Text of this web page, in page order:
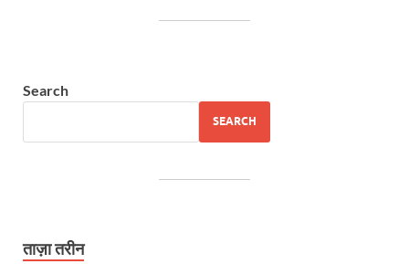
Search
SEARCH
ताज़ा तरीन